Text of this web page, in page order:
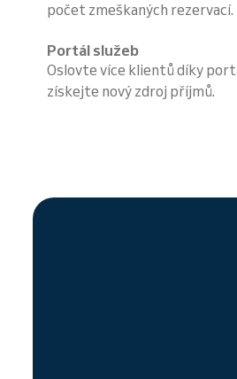
počet zmeškaných rezervací.
Portál služeb
Oslovte více klientů díky
získejte nový zdroj příjmů.